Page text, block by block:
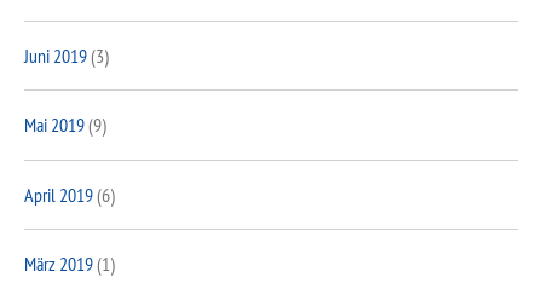
Juni 2019(3)
Mai 2019(9)
April 2019(6)
März 2019(1)